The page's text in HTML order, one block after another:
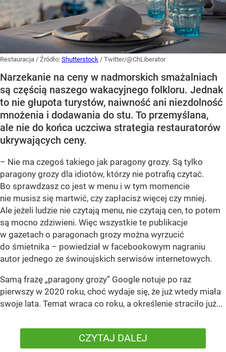
Restauracja / Źródło: Shutterstock / Twitter/@ChLiberator
Narzekanie na ceny w nadmorskich smażalniach
są częścią naszego wakacyjnego folkloru. Jednak
to nie głupota turystów, naiwność ani niezdolność
mnożenia i dodawania do stu. To przemyślana,
ale nie do końca uczciwa strategia restauratorów
ukrywających ceny.
– Nie ma czegoś takiego jak paragony grozy. Są tylko
paragony grozy dla idiotów, którzy nie potrafią czytać.
Bo sprawdzasz co jest w menu i w tym momencie
nie musisz się martwić, czy zapłacisz więcej czy mniej.
Ale jeżeli ludzie nie czytają menu, nie czytają cen, to potem
są mocno zdziwieni. Więc wszystkie te publikacje
w gazetach o paragonach grozy można wyrzucić
do śmietnika – powiedział w facebookowym nagraniu
autor jednego ze świnoujskich serwisów internetowych.
Samą frazę „paragony grozy” Google notuje po raz
pierwszy w 2020 roku, choć wydaje się, że już wtedy miała
swoje lata. Temat wraca co roku, a określenie straciło już...
CZYTAJ DALEJ